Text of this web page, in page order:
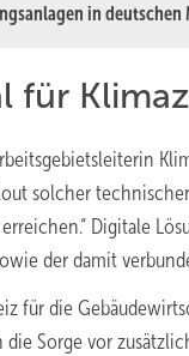
in
für
solcher
Digitale
der damit
für die
Sorge vor